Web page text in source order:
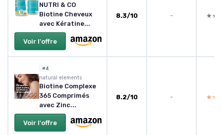
NUTRI & CO
Biotine Cheveux
avec Kératine...
Voir l'offre
8.3/10 -
#4
natural elements
Biotine Complexe
365 Comprimés
avec Zinc...
Voir l'offre
8.2/10 -